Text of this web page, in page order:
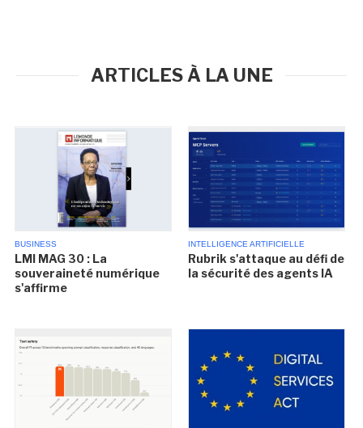
ARTICLES À LA UNE
BUSINESS
LMI MAG 30 : La
souveraineté numérique
s'affirme
INTELLIGENCE ARTIFICIELLE
Rubrik s'attaque au défi de
la sécurité des agents IA